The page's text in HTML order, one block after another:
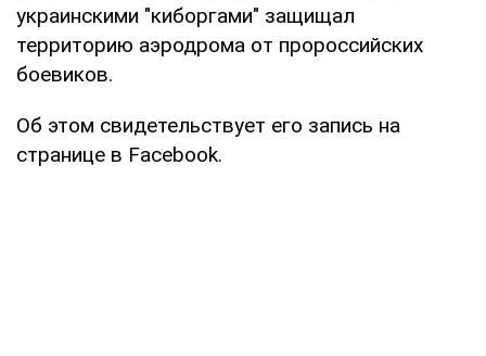
украинскими "киборгами" защищал
территорию аэродрома от пророссийских
боевиков.
Об этом свидетельствует его запись на
странице в Facebook.